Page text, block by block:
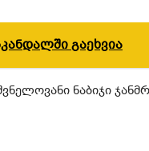
გაეხვია
ნაბიჯი